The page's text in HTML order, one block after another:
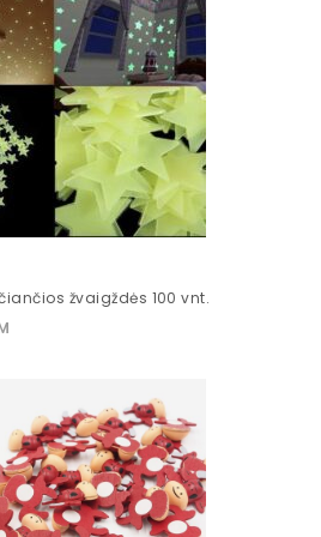
žvaigždės 100 vnt.